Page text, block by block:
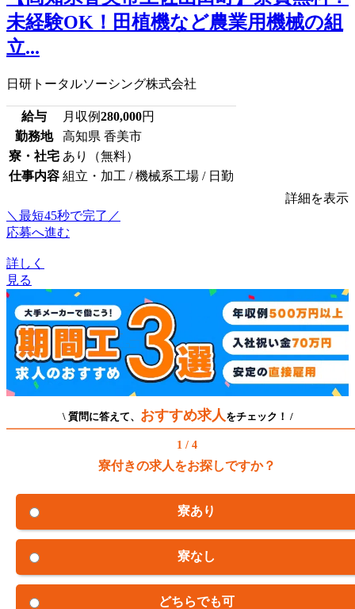
未経験OK！田植機など農業用機械の組
立...
日研トータルソーシング株式会社
給与 月収例280,000円
勤務地
高知県 香美市
寮・社宅 あり（無料）
仕事内容 組立・加工 / 機械系工場 / 日勤
詳細を表示
＼最短45秒で完了／
応募へ進む
詳しく
見る
\ 質問に答えて、 おすすめ求人 をチェック！ /
1 / 4
寮付きの求人をお探しですか？
寮あり
寮なし
どちらでも可